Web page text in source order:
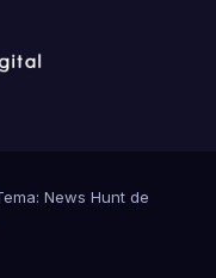
News Hunt de